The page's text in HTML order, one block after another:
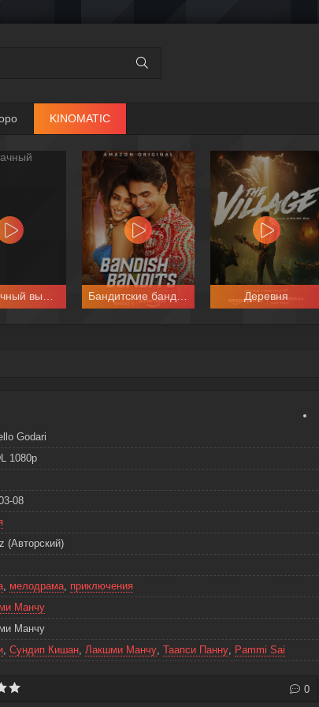
KINOMATIC
Деревня
Godari
1080p
08
(Авторский)
, мелодрама, приключения
Манчу
Манчу
, Сундип Кишан, Лакшми Манчу, Таапси Панну, Pammi Sai
0